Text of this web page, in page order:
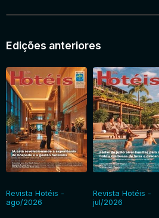
Edições anteriores
Revista Hotéis -
ago/2026
Revista Hotéis -
jul/2026